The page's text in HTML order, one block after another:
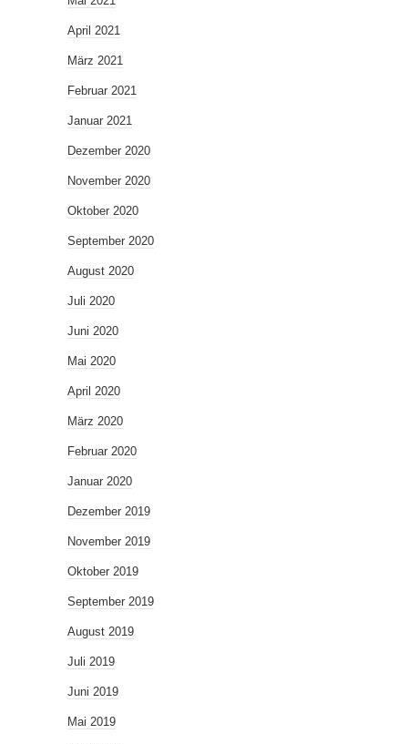
April 2021
März 2021
Februar 2021
Januar 2021
Dezember 2020
November 2020
Oktober 2020
September 2020
August 2020
Juli 2020
Juni 2020
Mai 2020
April 2020
März 2020
Februar 2020
Januar 2020
Dezember 2019
November 2019
Oktober 2019
September 2019
August 2019
Juli 2019
Juni 2019
Mai 2019